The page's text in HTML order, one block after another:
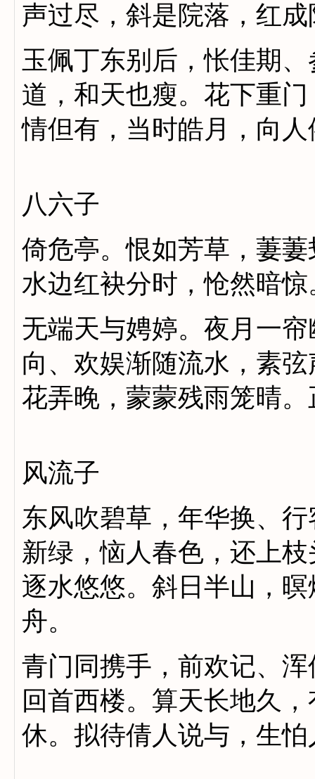
声过尽，斜是院落，红
玉佩丁东别后，怅佳期
道，和天也瘦。花下重
情但有，当时皓月，向人
八六子
倚危亭。恨如芳草，萋
水边红袂分时，怆然暗惊
无端天与娉婷。夜月一
向、欢娱渐随流水，素
花弄晚，蒙蒙残雨笼晴
风流子
东风吹碧草，年华换、
新绿，恼人春色，还上
逐水悠悠。斜日半山，
舟。
青门同携手，前欢记、
回首西楼。算天长地久
休。拟待倩人说与，生怕